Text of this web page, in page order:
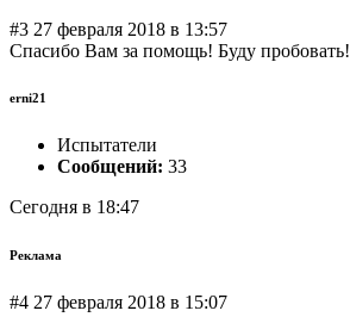
#3 27 февраля 2018 в 13:57
Спасибо Вам за помощь! Буду пробовать!
erni21
Испытатели
Сообщений: 33
Сегодня в 18:47
Реклама
#4 27 февраля 2018 в 15:07